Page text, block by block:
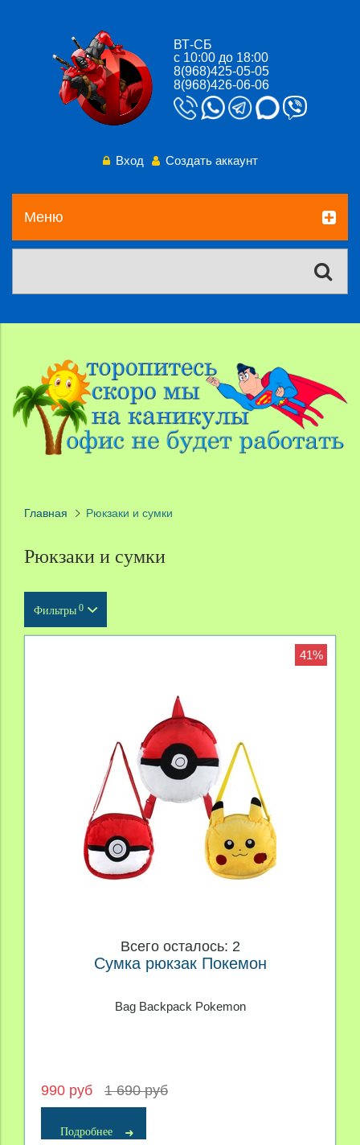
ВТ-СБ
с 10:00 до 18:00
8(968)425-05-05
8(968)426-06-06
Вход Создать аккаунт
Меню
Главная Рюкзаки и сумки
Рюкзаки и сумки
Фильтры 0
Персонаж
41%
Всего осталось: 2
Сумка рюкзак Покемон
Bag Backpack Pokemon
990 руб 1 690 руб
Подробнее